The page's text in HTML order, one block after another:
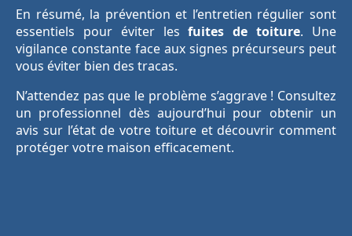
En résumé, la prévention et l’entretien régulier sont
essentiels pour éviter lesfuites de toiture. Une
vigilance constante face aux signes précurseurs peut
vous éviter bien des tracas.
N’attendez pas que le problème s’aggrave ! Consultez
un professionnel dès aujourd’hui pour obtenir un
avis sur l’état de votre toiture et découvrir comment
protéger votre maison efficacement.